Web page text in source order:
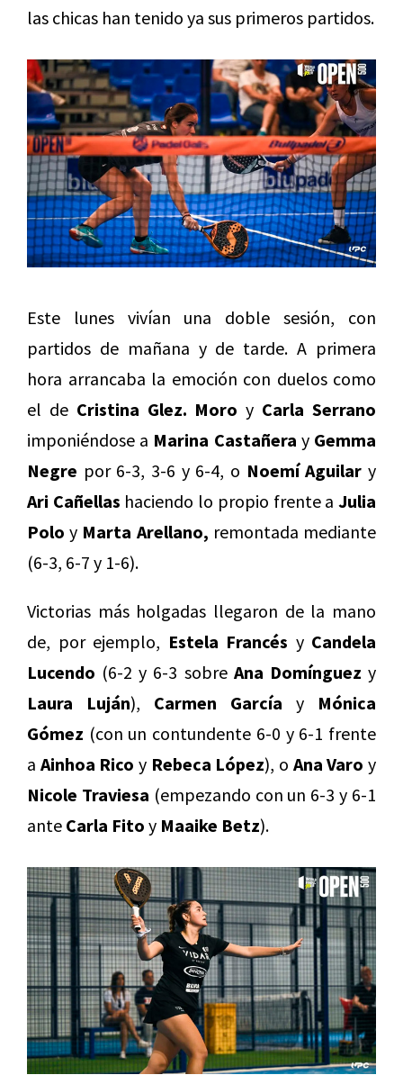
las chicas han tenido ya sus primeros partidos.
Este lunes vivían una doble sesión, con
partidos de mañana y de tarde. A primera
hora arrancaba la emoción con duelos como
el de Cristina Glez. Moro y Carla Serrano
imponiéndose a Marina Castañera y Gemma
Negre por 6-3, 3-6 y 6-4, o Noemí Aguilar y
Ari Cañellas haciendo lo propio frente aJulia
Polo y Marta Arellano, remontada mediante
(6-3, 6-7 y 1-6).
Victorias más holgadas llegaron de la mano
de, por ejemplo, Estela Francés y Candela
Lucendo (6-2 y 6-3 sobre Ana Domínguez y
Laura Luján), Carmen García y Mónica
Gómez (con un contundente 6-0 y 6-1 frente
a Ainhoa Rico y Rebeca López), o Ana Varo y
Nicole Traviesa (empezando con un 6-3 y 6-1
ante Carla Fito y Maaike Betz).